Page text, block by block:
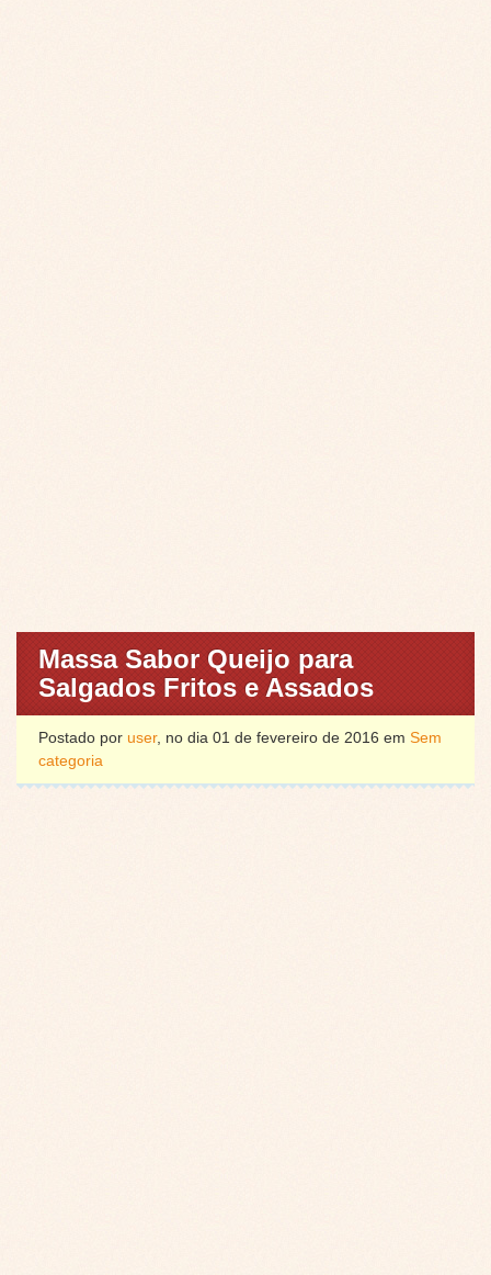
Massa Sabor Queijo para
Salgados Fritos e Assados
Postado por user, no dia 01 de fevereiro de 2016 em Sem
categoria